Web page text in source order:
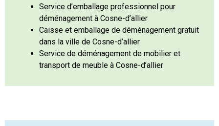
Service d’emballage professionnel pour
déménagement à Cosne-d’allier
Caisse et emballage de déménagement gratuit
dans la ville de Cosne-d’allier
Service de déménagement de mobilier et
transport de meuble à Cosne-d’allier